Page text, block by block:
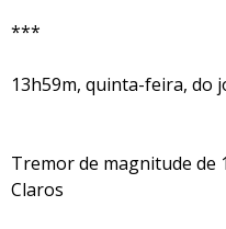
***
13h59m, quinta-feira, do
Tremor de magnitude de
Claros